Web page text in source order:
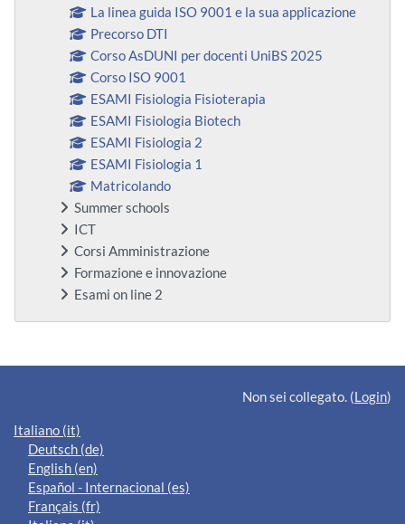
La linea guida ISO 9001 e la sua applicazione
Precorso DTI
Corso AsDUNI per docenti UniBS 2025
Corso ISO 9001
ESAMI Fisiologia Fisioterapia
ESAMI Fisiologia Biotech
ESAMI Fisiologia 2
ESAMI Fisiologia 1
Matricolando
Summer schools
ICT
Corsi Amministrazione
Formazione e innovazione
Esami on line 2
Blocchi supplementari
Non sei collegato. (Login)
Italiano ‎(it)‎
Deutsch ‎(de)‎
English ‎(en)‎
Español - Internacional ‎(es)‎
Français ‎(fr)‎